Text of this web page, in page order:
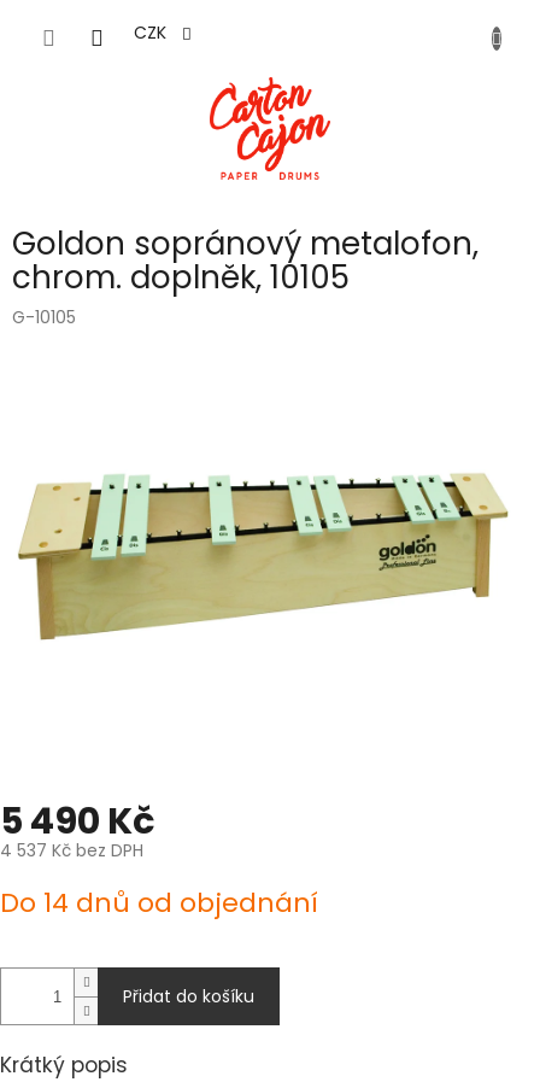
CZK
Goldon sopránový metalofon,
chrom. doplněk, 10105
G-10105
5 490 Kč
4 537 Kč bez DPH
cena:
Do 14 dnů od objednání
Přidat do košíku
Krátký popis